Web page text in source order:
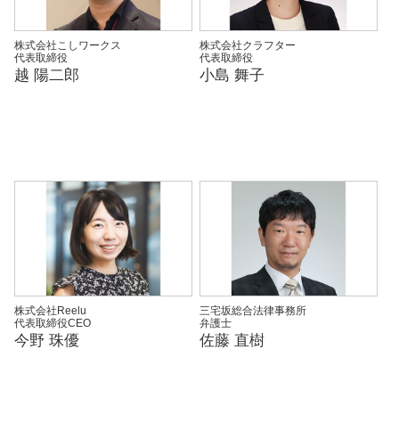
株式会社こしワークス
代表取締役
越 陽二郎
株式会社クラフター
代表取締役
小島 舞子
株式会社Reelu
代表取締役CEO
今野 珠優
三宅坂総合法律事務所
弁護士
佐藤 直樹